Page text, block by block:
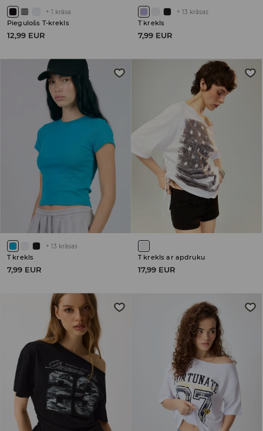
+ 1 krāsa
Piegulošs T-krekls
12,99 EUR
+ 13 krāsas
T krekls
7,99 EUR
+ 13 krāsas
T krekls
7,99 EUR
T krekls ar apdruku
17,99 EUR